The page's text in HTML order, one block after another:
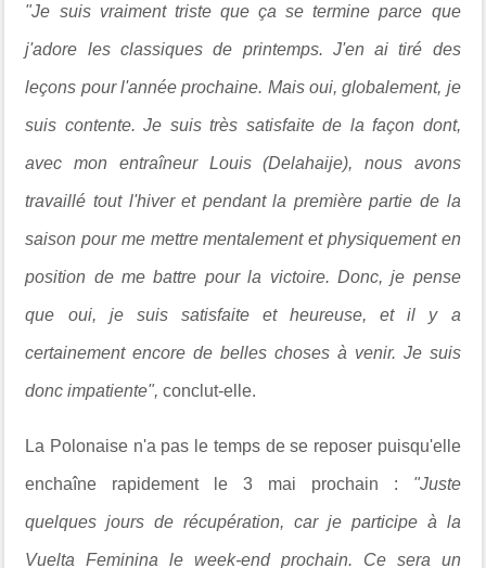
"Je suis vraiment triste que ça se termine parce que
j'adore les classiques de printemps. J'en ai tiré des
leçons pour l'année prochaine. Mais oui, globalement, je
suis contente. Je suis très satisfaite de la façon dont,
avec mon entraîneur Louis (Delahaije), nous avons
travaillé tout l'hiver et pendant la première partie de la
saison pour me mettre mentalement et physiquement en
position de me battre pour la victoire. Donc, je pense
que oui, je suis satisfaite et heureuse, et il y a
certainement encore de belles choses à venir. Je suis
donc impatiente",conclut-elle.
La Polonaise n'a pas le temps de se reposer puisqu'elle
enchaîne rapidement le 3 mai prochain : "Juste
quelques jours de récupération, car je participe à la
Vuelta Feminina le week-end prochain. Ce sera un